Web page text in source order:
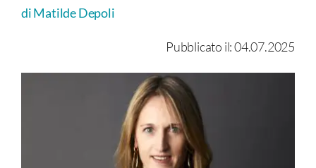
di Matilde Depoli
Pubblicato il: 04.07.2025